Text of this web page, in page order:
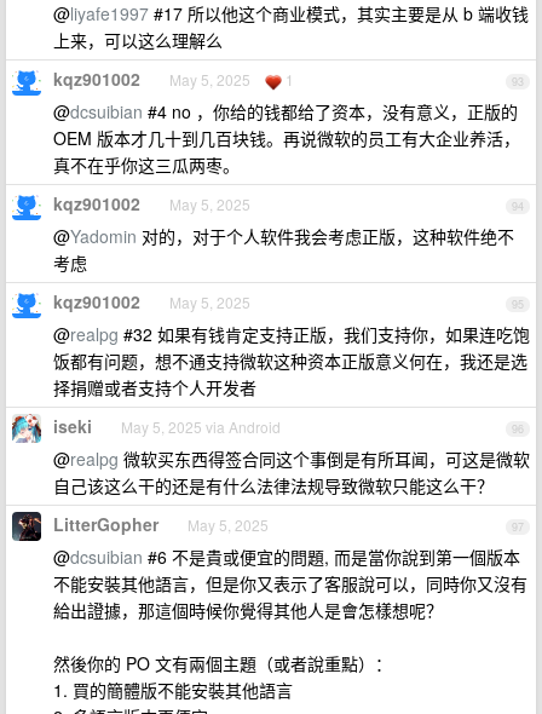
@liyafe1997 #17 所以他这个商业模式，其实主要是从 b 端收钱
上来，可以这么理解么
93
kqz901002 May 5, 2025 1
@dcsuibian #4 no ，你给的钱都给了资本，没有意义，正版的
OEM 版本才几十到几百块钱。再说微软的员工有大企业养活，
真不在乎你这三瓜两枣。
94
kqz901002 May 5, 2025
@Yadomin 对的，对于个人软件我会考虑正版，这种软件绝不
考虑
95
kqz901002 May 5, 2025
@realpg #32 如果有钱肯定支持正版，我们支持你，如果连吃饱
饭都有问题，想不通支持微软这种资本正版意义何在，我还是选
择捐赠或者支持个人开发者
96
iseki May 5, 2025 via Android
@realpg 微软买东西得签合同这个事倒是有所耳闻，可这是微软
自己该这么干的还是有什么法律法规导致微软只能这么干？
97
LitterGopher May 5, 2025
@dcsuibian #6 不是貴或便宜的問題, 而是當你說到第一個版本
不能安裝其他語言，但是你又表示了客服說可以，同時你又沒有
給出證據，那這個時候你覺得其他人是會怎樣想呢？
然後你的 PO 文有兩個主題（或者說重點）：
1. 買的簡體版不能安裝其他語言